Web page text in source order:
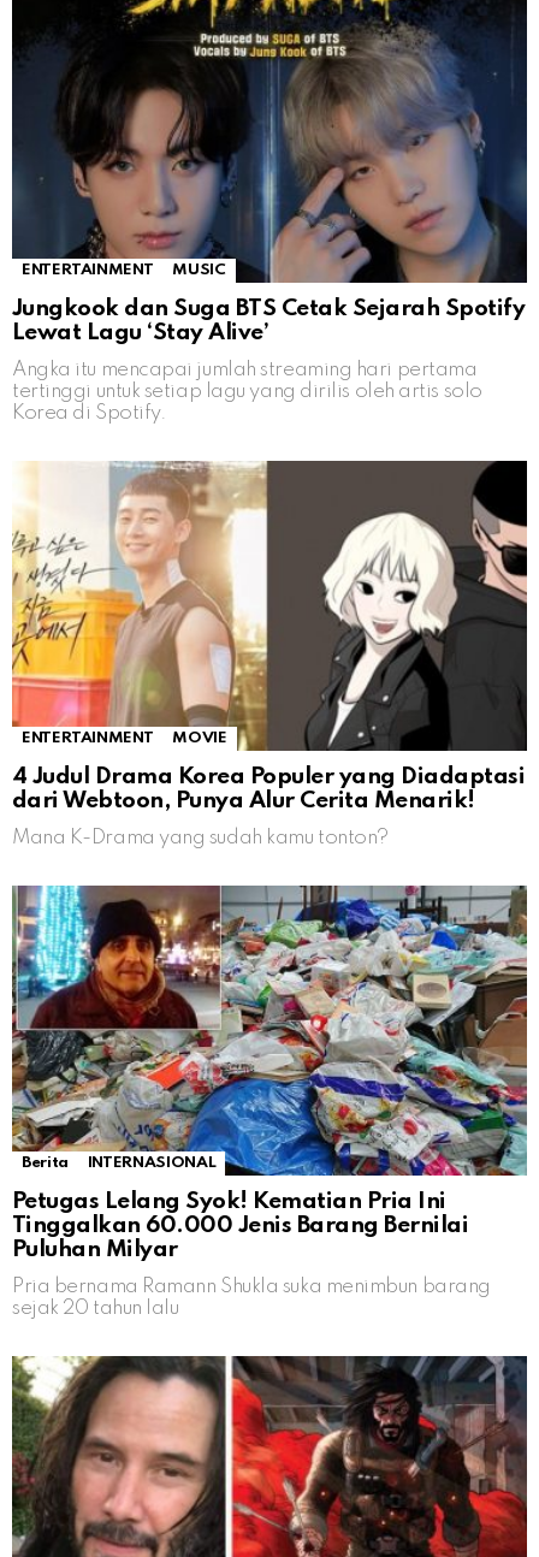
ENTERTAINMENT MUSIC
Jungkook dan Suga BTS Cetak Sejarah Spotify
Lewat Lagu ‘Stay Alive’
Angka itu mencapai jumlah streaming hari pertama
tertinggi untuk setiap lagu yang dirilis oleh artis solo
Korea di Spotify.
ENTERTAINMENT MOVIE
4 Judul Drama Korea Populer yang Diadaptasi
dari Webtoon, Punya Alur Cerita Menarik!
Mana K-Drama yang sudah kamu tonton?
Berita INTERNASIONAL
Petugas Lelang Syok! Kematian Pria Ini
Tinggalkan 60.000 Jenis Barang Bernilai
Puluhan Milyar
Pria bernama Ramann Shukla suka menimbun barang
sejak 20 tahun lalu